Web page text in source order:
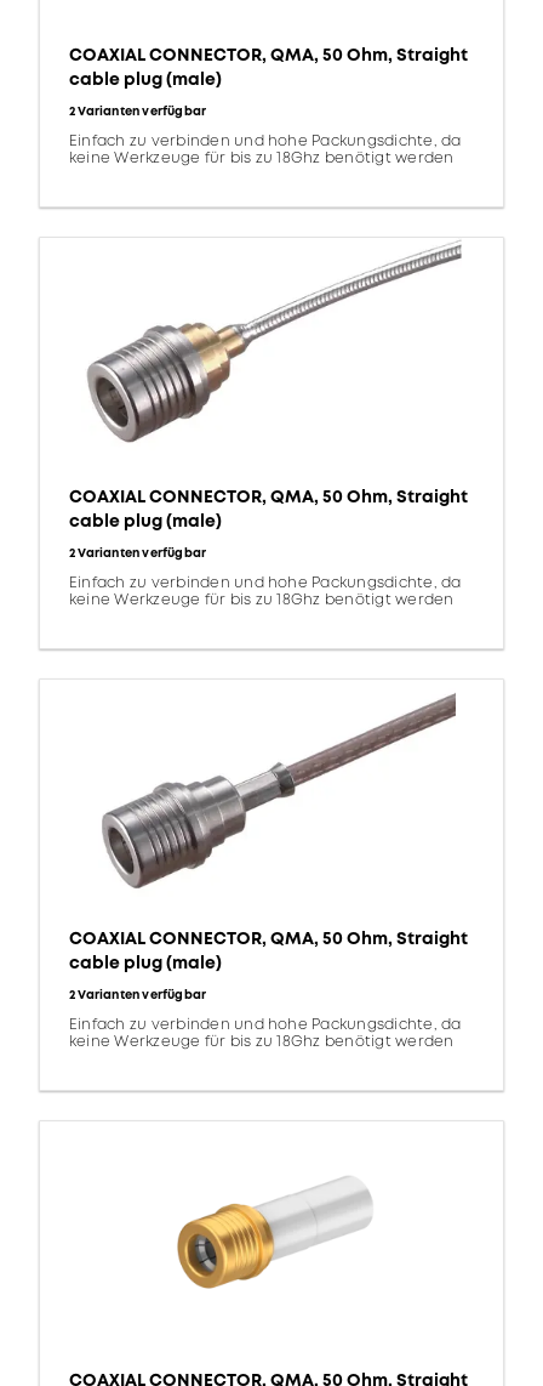
COAXIAL CONNECTOR, QMA, 50 Ohm, Straight
cable plug (male)
2 Varianten verfügbar
Einfach zu verbinden und hohe Packungsdichte, da
keine Werkzeuge für bis zu 18Ghz benötigt werden
COAXIAL CONNECTOR, QMA, 50 Ohm, Straight
cable plug (male)
2 Varianten verfügbar
Einfach zu verbinden und hohe Packungsdichte, da
keine Werkzeuge für bis zu 18Ghz benötigt werden
COAXIAL CONNECTOR, QMA, 50 Ohm, Straight
cable plug (male)
2 Varianten verfügbar
Einfach zu verbinden und hohe Packungsdichte, da
keine Werkzeuge für bis zu 18Ghz benötigt werden
COAXIAL CONNECTOR, QMA, 50 Ohm, Straight